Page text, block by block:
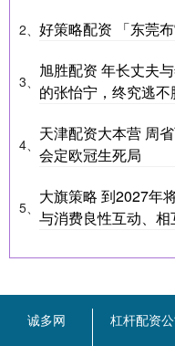
2、 好策略配资 「东莞
3、
旭胜配资 年长丈夫
的张怡宁，终究逃
4、
天津配资大本营 周
会定欧冠生死局
5、
大旗策略 到2027年
与消费良性互动、相
诚多网 杠杆配资